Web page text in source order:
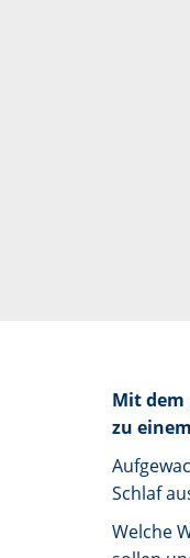
Mit dem
zu
Schlaf
Welche